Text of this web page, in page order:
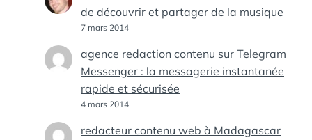
de découvrir et partager de la musique
7 mars 2014
agence redaction contenu sur Telegram
Messenger : la messagerie instantanée
rapide et sécurisée
4 mars 2014
redacteur contenu web à Madagascar